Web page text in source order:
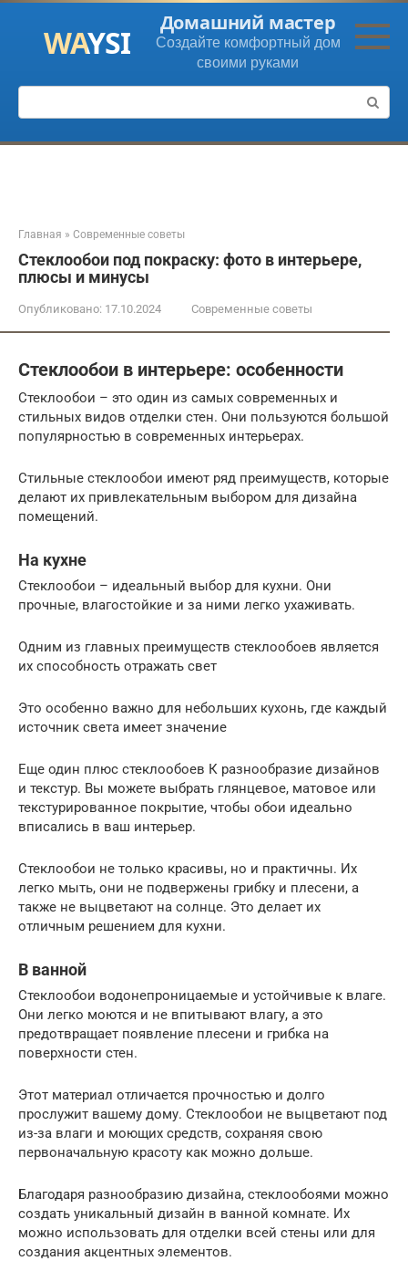
Перейти
контенту
Домашний мастер
Создайте комфортный дом
своими руками
Поиск:
Главная » Современные советы
Стеклообои под покраску: фото в интерьере,
плюсы и минусы
Опубликовано: 17.10.2024 Современные советы
Стеклообои в интерьере: особенности
Стеклообои – это один из самых современных и
стильных видов отделки стен. Они пользуются большой
популярностью в современных интерьерах.
Стильные стеклообои имеют ряд преимуществ, которые
делают их привлекательным выбором для дизайна
помещений.
На кухне
Стеклообои – идеальный выбор для кухни. Они
прочные, влагостойкие и за ними легко ухаживать.
Одним из главных преимуществ стеклообоев является
их способность отражать свет
Это особенно важно для небольших кухонь, где каждый
источник света имеет значение
Еще один плюс стеклообоев К разнообразие дизайнов
и текстур. Вы можете выбрать глянцевое, матовое или
текстурированное покрытие, чтобы обои идеально
вписались в ваш интерьер.
Стеклообои не только красивы, но и практичны. Их
легко мыть, они не подвержены грибку и плесени, а
также не выцветают на солнце. Это делает их
отличным решением для кухни.
В ванной
Стеклообои водонепроницаемые и устойчивые к влаге.
Они легко моются и не впитывают влагу, а это
предотвращает появление плесени и грибка на
поверхности стен.
Этот материал отличается прочностью и долго
прослужит вашему дому. Стеклообои не выцветают под
из-за влаги и моющих средств, сохраняя свою
первоначальную красоту как можно дольше.
Благодаря разнообразию дизайна, стеклообоями можно
создать уникальный дизайн в ванной комнате. Их
можно использовать для отделки всей стены или для
создания акцентных элементов.